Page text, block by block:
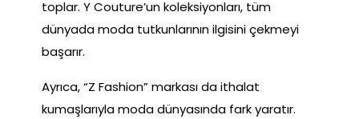
toplar. Y Couture’un koleksiyonları, tüm
dünyada moda tutkunlarının ilgisini çekmeyi
başarır.
Ayrıca, “Z Fashion” markası da ithalat
kumaşlarıyla moda dünyasında fark yaratır.